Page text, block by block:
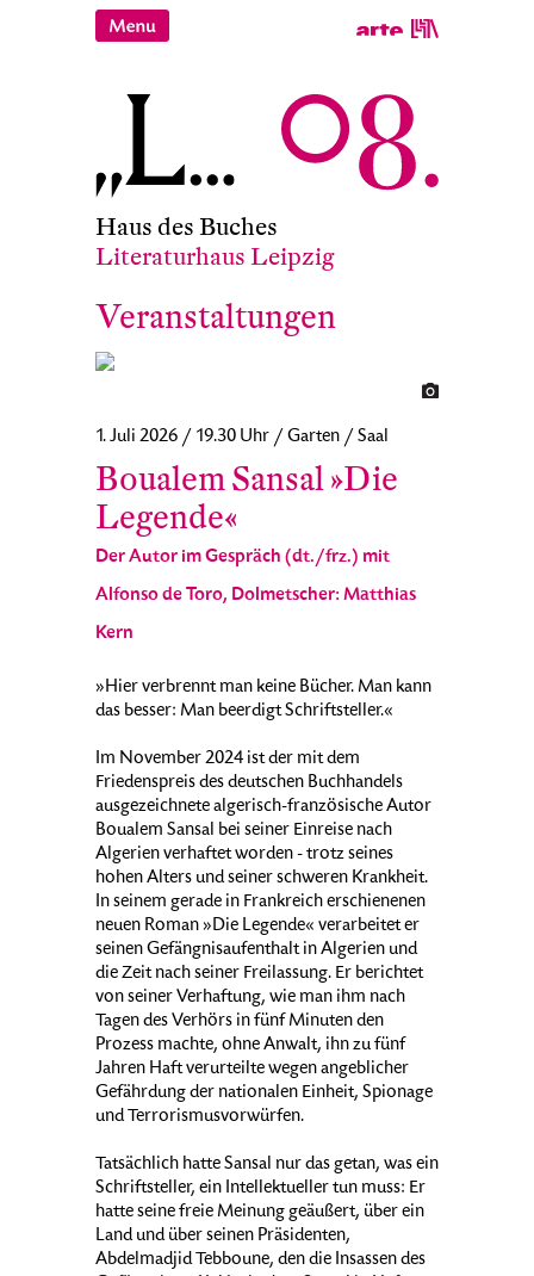
Haus des Buches
Literaturhaus Leipzig
Veranstaltungen
1. Juli 2026 / 19.30 Uhr / Garten / Saal
Boualem Sansal »Die
Legende«
Der Autor im Gespräch (dt./frz.) mit
Alfonso de Toro, Dolmetscher: Matthias
Kern
»Hier verbrennt man keine Bücher. Man kann
das besser: Man beerdigt Schriftsteller.«
Im November 2024 ist der mit dem
Friedenspreis des deutschen Buchhandels
ausgezeichnete algerisch-französische Autor
Boualem Sansal bei seiner Einreise nach
Algerien verhaftet worden - trotz seines
hohen Alters und seiner schweren Krankheit.
In seinem gerade in Frankreich erschienenen
neuen Roman »Die Legende« verarbeitet er
seinen Gefängnisaufenthalt in Algerien und
die Zeit nach seiner Freilassung. Er berichtet
von seiner Verhaftung, wie man ihm nach
Tagen des Verhörs in fünf Minuten den
Prozess machte, ohne Anwalt, ihn zu fünf
Jahren Haft verurteilte wegen angeblicher
Gefährdung der nationalen Einheit, Spionage
und Terrorismusvorwürfen.
Tatsächlich hatte Sansal nur das getan, was ein
Schriftsteller, ein Intellektueller tun muss: Er
hatte seine freie Meinung geäußert, über ein
Land und über seinen Präsidenten,
Abdelmadjid Tebboune, den die Insassen des